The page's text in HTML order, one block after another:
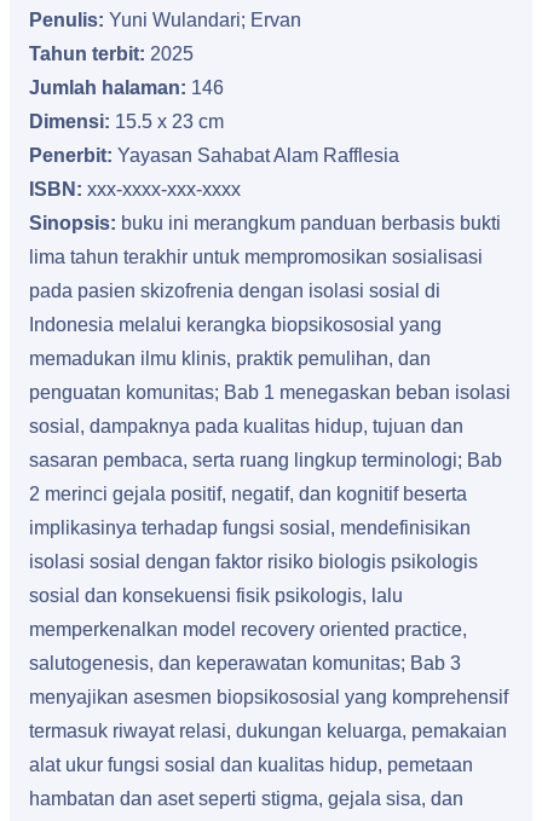
Penulis: Yuni Wulandari; Ervan
Tahun terbit: 2025
Jumlah halaman: 146
Dimensi: 15.5 x 23 cm
Penerbit: Yayasan Sahabat Alam Rafflesia
ISBN: xxx-xxxx-xxx-xxxx
Sinopsis: buku ini merangkum panduan berbasis bukti
lima tahun terakhir untuk mempromosikan sosialisasi
pada pasien skizofrenia dengan isolasi sosial di
Indonesia melalui kerangka biopsikososial yang
memadukan ilmu klinis, praktik pemulihan, dan
penguatan komunitas; Bab 1 menegaskan beban isolasi
sosial, dampaknya pada kualitas hidup, tujuan dan
sasaran pembaca, serta ruang lingkup terminologi; Bab
2 merinci gejala positif, negatif, dan kognitif beserta
implikasinya terhadap fungsi sosial, mendefinisikan
isolasi sosial dengan faktor risiko biologis psikologis
sosial dan konsekuensi fisik psikologis, lalu
memperkenalkan model recovery oriented practice,
salutogenesis, dan keperawatan komunitas; Bab 3
menyajikan asesmen biopsikososial yang komprehensif
termasuk riwayat relasi, dukungan keluarga, pemakaian
alat ukur fungsi sosial dan kualitas hidup, pemetaan
hambatan dan aset seperti stigma, gejala sisa, dan